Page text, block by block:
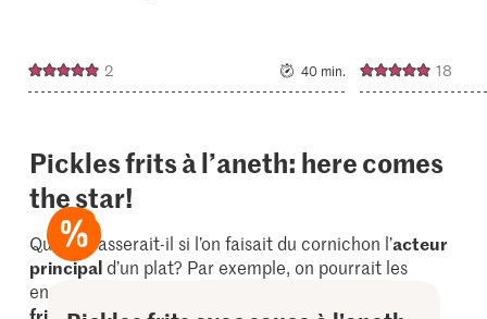
2 40 min. 18
Pickles frits à l’aneth: here comes
the star!
Que se passerait-il si l’on faisait du cornichon l’acteur
principal d’un plat? Par exemple, on pourrait les
enrober d’une fine